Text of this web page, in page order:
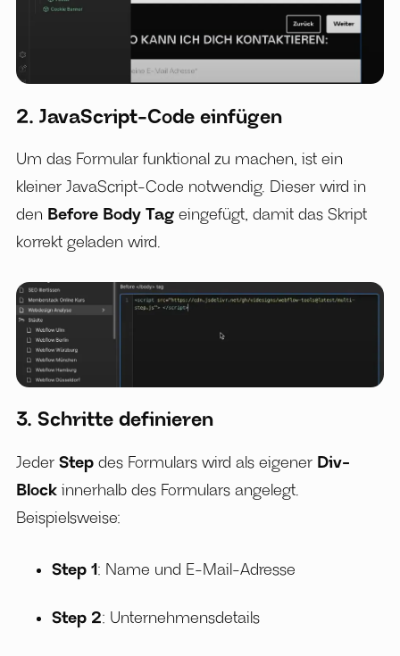
2. JavaScript-Code einfügen
Um das Formular funktional zu machen, ist ein
kleiner JavaScript-Code notwendig. Dieser wird in
den Before Body Tag eingefügt, damit das Skript
korrekt geladen wird.
3. Schritte definieren
JederStep des Formulars wird als eigener Div-
Block innerhalb des Formulars angelegt.
Beispielsweise:
Step 1: Name und E-Mail-Adresse
Step 2: Unternehmensdetails